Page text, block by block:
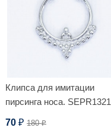
Клипса для имитации
пирсинга носа. SEPR1321
70 ₽ 180₽